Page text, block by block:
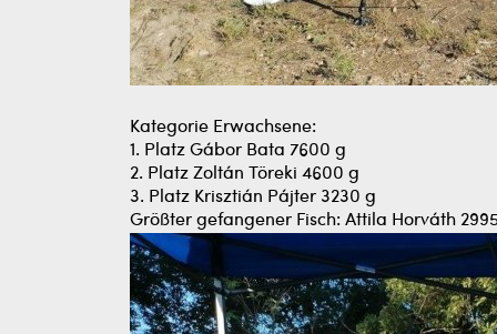
Kategorie Erwachsene:
1. Platz Gábor Bata 7600 g
2. Platz Zoltán Töreki 4600 g
3. Platz Krisztián Pájter 3230 g
Größter gefangener Fisch: Attila Horváth